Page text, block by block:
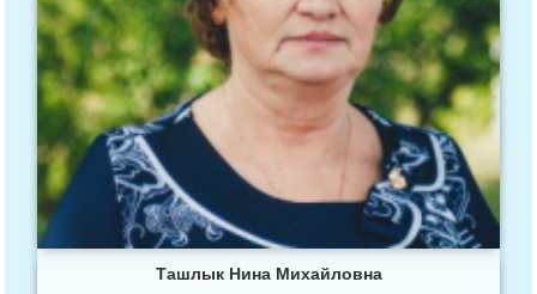
Ташлык Нина Михайловна